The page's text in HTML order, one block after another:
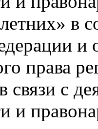
в
права
связи с
и